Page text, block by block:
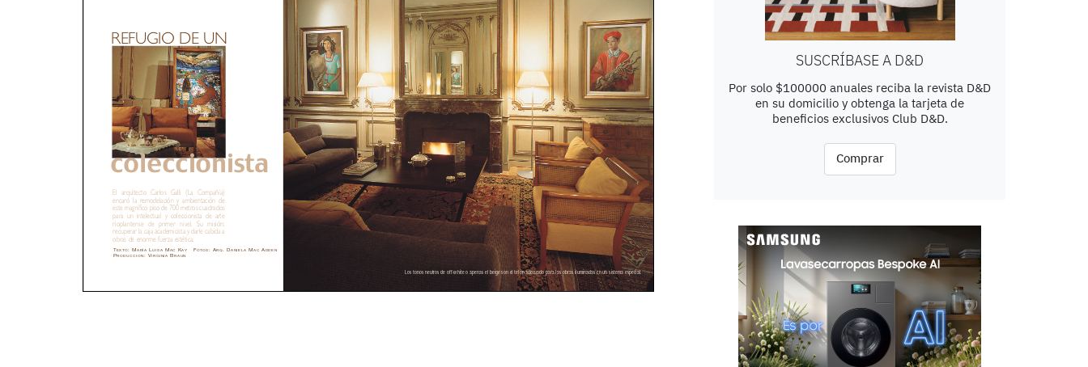
SUSCRÍBASE A D&D
Por solo $100000 anuales reciba la revista D&D
en su domicilio y obtenga la tarjeta de
beneficios exclusivos Club D&D.
Comprar